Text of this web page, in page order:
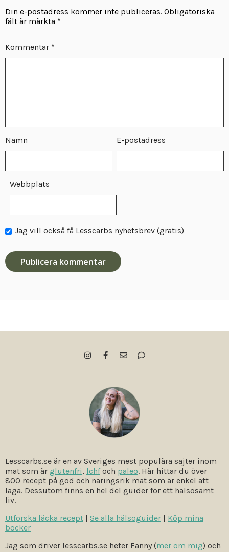
Din e-postadress kommer inte publiceras. Obligatoriska
fält är märkta *
Kommentar *
Namn E-postadress
Webbplats
Jag vill också få Lesscarbs nyhetsbrev (gratis)
Lesscarbs.se är en av Sveriges mest populära sajter inom
mat som är glutenfri, lchfoch paleo. Här hittar du över
800 recept på god och näringsrik mat som är enkel att
laga. Dessutom finns en hel del guider för ett hälsosamt
liv.
Utforska läcka recept
Se alla hälsoguider
Köp mina
böcker
Jag som driver lesscarbs.se heter Fanny (mer om mig) och